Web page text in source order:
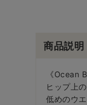
商品説明
《Ocean
ヒップ上
低めのウ